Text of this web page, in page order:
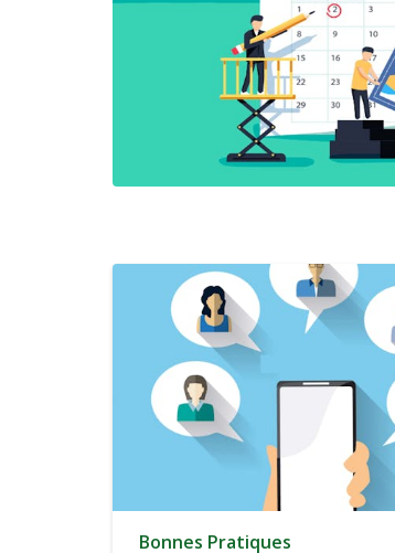
Bonnes Pratiques